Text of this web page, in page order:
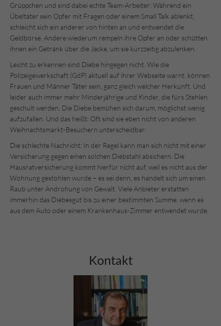
Grüppchen und sind dabei echte Team-Arbeiter: Während ein
Übeltäter sein Opfer mit Fragen oder einem Small Talk ablenkt,
schleicht sich ein anderer von hinten an und entwendet die
Geldbörse. Andere wiederum rempeln ihre Opfer an oder schütten
ihnen ein Getränk über die Jacke, um sie kurzzeitig abzulenken.
Leicht zu erkennen sind Diebe hingegen nicht. Wie die
Polizeigewerkschaft (GdP) aktuell auf ihrer Webseite warnt, können
Frauen und Männer Täter sein, ganz gleich welcher Herkunft. Und
leider auch immer mehr Minderjährige und Kinder, die fürs Stehlen
geschult werden. Die Diebe bemühen sich darum, möglichst wenig
aufzufallen. Und das heißt: Oft sind sie eben nicht von anderen
Weihnachtsmarkt-Besuchern unterscheidbar.
Die schlechte Nachricht: In der Regel kann man sich nicht mit einer
Versicherung gegen einen solchen Diebstahl absichern. Die
Hausratversicherung kommt hierfür nicht auf, weil es nicht aus der
Wohnung gestohlen wurde – es sei denn, es handelt sich um einen
Raub unter Androhung von Gewalt. Viele Anbieter erstatten
immerhin das Diebesgut bis zu einer bestimmten Summe, wenn es
aus dem Auto oder einem Krankenhaus-Zimmer entwendet wurde.
Kontakt